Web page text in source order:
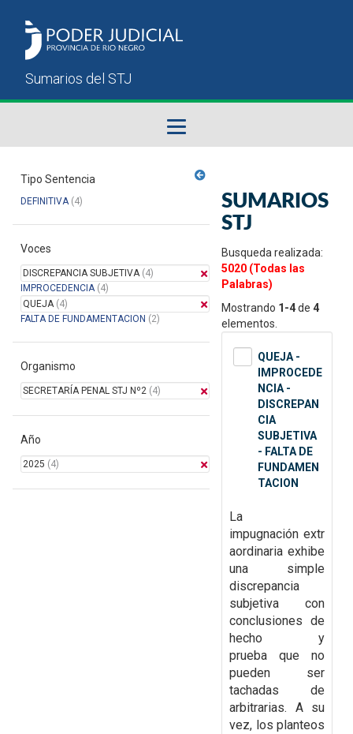
Sumarios del STJ
Manual del Usuario
Tipo Sentencia
DEFINITIVA(4)
Voces
DISCREPANCIA SUBJETIVA(4)
IMPROCEDENCIA(4)
QUEJA(4)
FALTA DE FUNDAMENTACION (2)
Organismo
SECRETARÍA PENAL STJ Nº2 (4)
Año
2025 (4)
SUMARIOS
STJ
Busqueda realizada:
5020 (Todas las
Palabras)
Mostrando 1-4de 4
elementos.
QUEJA -
IMPROCEDE
NCIA -
DISCREPAN
CIA
SUBJETIVA
- FALTA DE
FUNDAMEN
TACION
La
impugnación extr
aordinaria exhibe
una simple
discrepancia
subjetiva con
conclusiones de
hecho y
prueba que no
pueden ser
tachadas de
arbitrarias. A su
vez, los planteos